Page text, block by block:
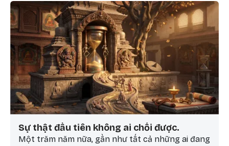
Sự thật đầu tiên không ai chối được.
Một trăm năm nữa, gần như tất cả những ai đang